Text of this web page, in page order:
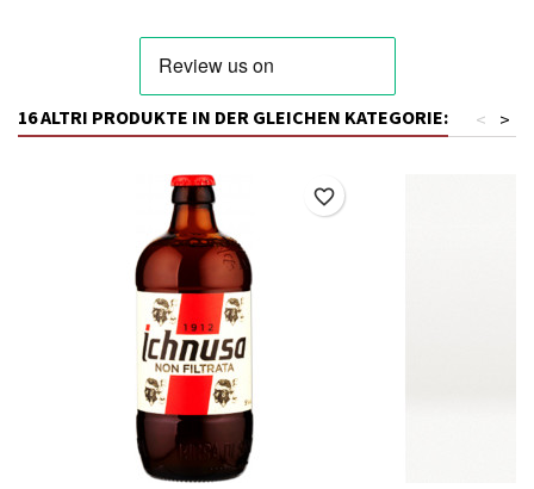
16 ALTRI PRODUKTE IN DER GLEICHEN KATEGORIE: >
<
favorite_border